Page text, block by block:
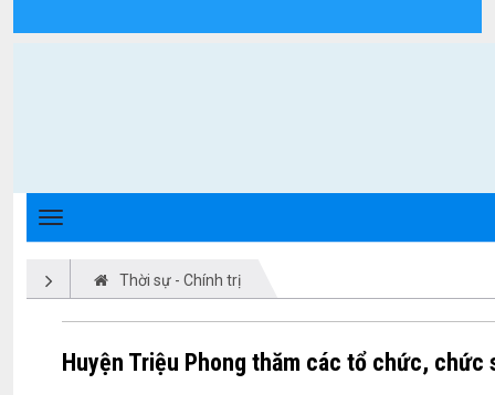
Thời sự - Chính trị
Huyện Triệu Phong thăm các tổ chức,